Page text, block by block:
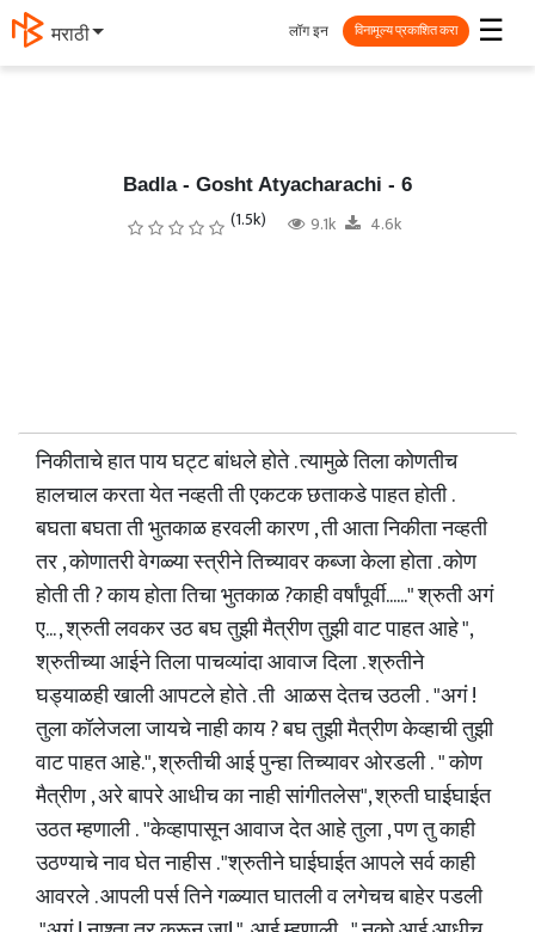
मराठी ☰
लॉग इन विनामूल्य प्रकाशित करा
Badla - Gosht Atyacharachi - 6
(1.5k) 9.1k 4.6k
निकीताचे हात पाय घट्ट बांधले होते . त्यामुळे तिला कोणतीच
हालचाल करता येत नव्हती ती एकटक छताकडे पाहत होती .
बघता बघता ती भुतकाळ हरवली कारण , ती आता निकीता नव्हती
तर , कोणातरी वेगळ्या स्त्रीने तिच्यावर कब्जा केला होता . कोण
होती ती ? काय होता तिचा भुतकाळ ?काही वर्षांपूर्वी......" श्रुती अगं
ए... , श्रुती लवकर उठ बघ तुझी मैत्रीण तुझी वाट पाहत आहे ",
श्रुतीच्या आईने तिला पाचव्यांदा आवाज दिला . श्रुतीने
घड्याळही खाली आपटले होते . ती आळस देतच उठली . "अगं !
तुला कॉलेजला जायचे नाही काय ? बघ तुझी मैत्रीण केव्हाची तुझी
वाट पाहत आहे.", श्रुतीची आई पुन्हा तिच्यावर ओरडली . " कोण
मैत्रीण , अरे बापरे आधीच का नाही सांगीतलेस", श्रुती घाईघाईत
उठत म्हणाली . "केव्हापासून आवाज देत आहे तुला , पण तु काही
उठण्याचे नाव घेत नाहीस . "श्रुतीने घाईघाईत आपले सर्व काही
आवरले . आपली पर्स तिने गळ्यात घातली व लगेचच बाहेर पडली